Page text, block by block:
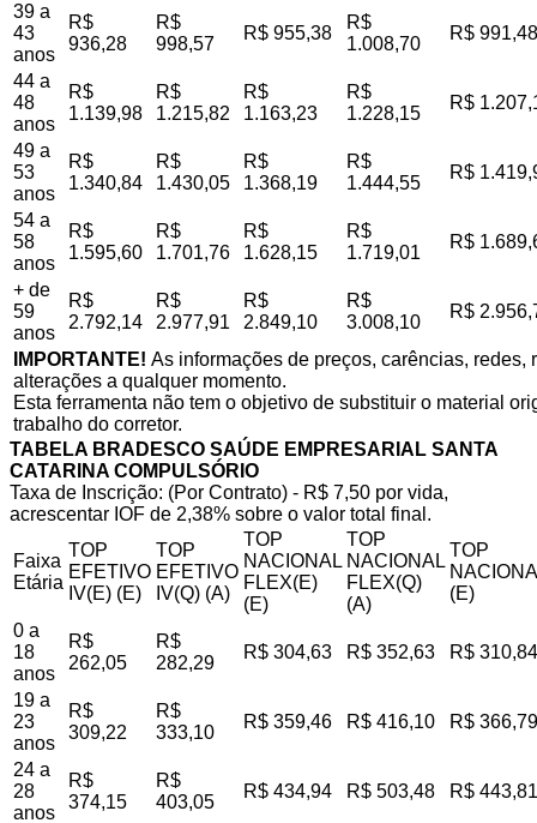
39 a
43
anos
R$
936,28
R$
998,57
R$ 955,38
R$
1.008,70
R$ 991,48
44 a
48
anos
R$
1.139,98
R$
1.215,82
R$
1.163,23
R$
1.228,15
R$
49 a
53
anos
R$
1.340,84
R$
1.430,05
R$
1.368,19
R$
1.444,55
R$
54 a
58
anos
R$
1.595,60
R$
1.701,76
R$
1.628,15
R$
1.719,01
R$
+ de
59
anos
R$
2.792,14
R$
2.977,91
R$
2.849,10
R$
3.008,10
R$
IMPORTANTE! As informações de preços, carências,
alterações a qualquer momento.
Esta ferramenta não tem o objetivo de substituir o material
trabalho do corretor.
TABELA BRADESCO SAÚDE EMPRESARIAL SANTA
CATARINA COMPULSÓRIO
Taxa de Inscrição: (Por Contrato) - R$ 7,50 por vida,
acrescentar IOF de 2,38% sobre o valor total final.
Faixa
Etária
TOP
EFETIVO
IV(E) (E)
TOP
EFETIVO
IV(Q) (A)
TOP
NACIONAL
FLEX(E)
(E)
TOP
NACIONAL
FLEX(Q)
(A)
TOP
(E)
0 a
18
anos
R$
262,05
R$
282,29
R$ 304,63 R$ 352,63 R$ 310,84
19 a
23
anos
R$
309,22
R$
333,10
R$ 359,46 R$ 416,10 R$ 366,79
24 a
28
anos
R$
374,15
R$
403,05
R$ 434,94 R$ 503,48 R$ 443,81